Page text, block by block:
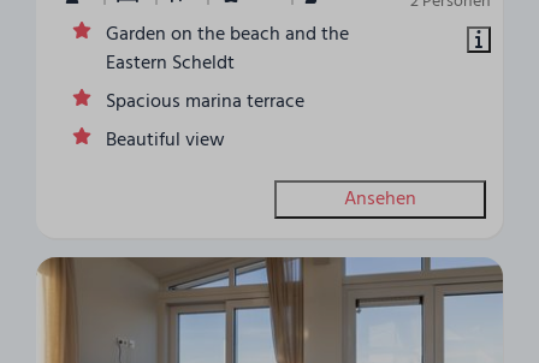
Garden on the beach and the
Eastern Scheldt
Spacious marina terrace
Beautiful view
Ansehen